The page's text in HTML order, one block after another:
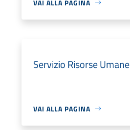
VAI ALLA PAGINA
Servizio Risorse Umane
VAI ALLA PAGINA